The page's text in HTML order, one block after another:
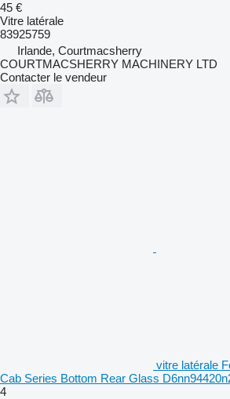
45 €
Vitre latérale
83925759
Irlande, Courtmacsherry
COURTMACSHERRY MACHINERY LTD
Contacter le vendeur
vitre latérale
Cab Series Bottom Rear Glass
4